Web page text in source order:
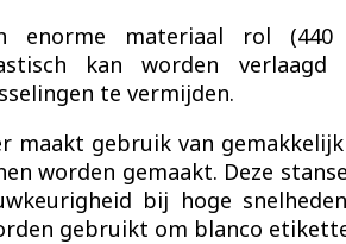
enorme materiaal rol
kan worden
te vermijden.
maakt gebruik van
worden gemaakt. Deze
bij hoge
gebruikt om blanco